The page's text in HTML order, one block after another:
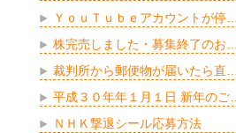
ＹｏｕＴｕｂｅアカウントが停…
株完売しました・募集終了のお…
裁判所から郵便物が届いたら直…
平成３０年年１月１日 新年のご…
ＮＨＫ撃退シール応募方法